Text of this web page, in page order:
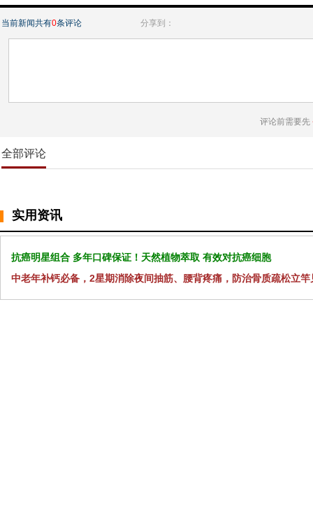
当前新闻共有0条评论 分享到：
评论前需要先
全部评论
实用资讯
抗癌明星组合 多年口碑保证！天然植物萃取 有效对抗癌细胞
中老年补钙必备，2星期消除夜间抽筋、腰背疼痛，防治骨质疏松立竿